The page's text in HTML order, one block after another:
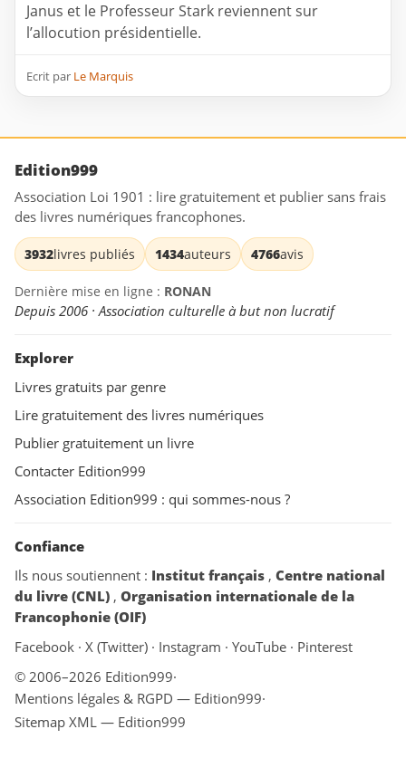
Janus et le Professeur Stark reviennent sur
l’allocution présidentielle.
Ecrit par Le Marquis
Edition999
Association Loi 1901 : lire gratuitement et publier sans frais
des livres numériques francophones.
3932livres publiés 1434auteurs 4766avis
Dernière mise en ligne : RONAN
Depuis 2006 · Association culturelle à but non lucratif
Explorer
Livres gratuits par genre
Lire gratuitement des livres numériques
Publier gratuitement un livre
Contacter Edition999
Association Edition999 : qui sommes-nous ?
Confiance
Ils nous soutiennent : Institut français , Centre national
du livre (CNL) , Organisation internationale de la
Francophonie (OIF)
Facebook · X (Twitter) · Instagram · YouTube · Pinterest
© 2006–2026 Edition999·
Mentions légales & RGPD — Edition999·
Sitemap XML — Edition999